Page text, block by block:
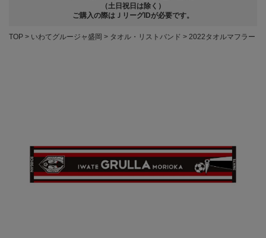
（土日祝日は除く）
ご購入の際はＪリーグIDが必要です。
TOP いわてグルージャ盛岡 タオル・リストバンド 2022タオルマフラー